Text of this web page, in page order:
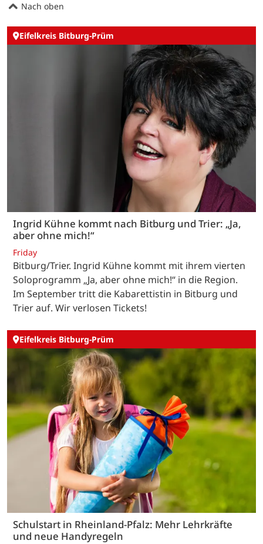
Nach oben
Eifelkreis Bitburg-Prüm
Ingrid Kühne kommt nach Bitburg und Trier: „Ja,
aber ohne mich!“
Friday
Bitburg/Trier. Ingrid Kühne kommt mit ihrem vierten
Soloprogramm „Ja, aber ohne mich!“ in die Region.
Im September tritt die Kabarettistin in Bitburg und
Trier auf. Wir verlosen Tickets!
Eifelkreis Bitburg-Prüm
Schulstart in Rheinland-Pfalz: Mehr Lehrkräfte
und neue Handyregeln